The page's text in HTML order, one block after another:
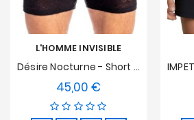
L'HOMME INVISIBLE
Désire Nocturne - Short Lounge
45,00 €